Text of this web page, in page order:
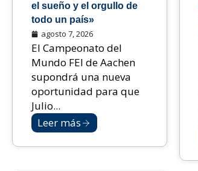
el sueño y el orgullo de
todo un país»
agosto 7, 2026
El Campeonato del
Mundo FEI de Aachen
supondrá una nueva
oportunidad para que
Julio...
Leer más